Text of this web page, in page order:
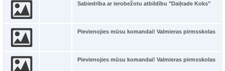
Sabiedrība ar ierobežotu atbildību "Daiļrade Koks"
Pievienojies mūsu komandai! Valmieras pirmsskolas
Pievienojies mūsu komandai! Valmieras pirmsskolas